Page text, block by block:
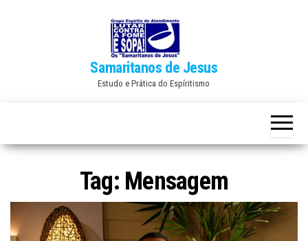
Samaritanos de Jesus
Estudo e Prática do Espíritismo
Tag: Mensagem